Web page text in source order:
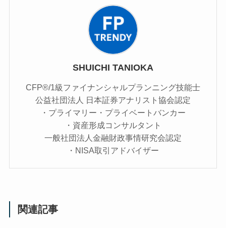
SHUICHI TANIOKA
CFP®/1級ファイナンシャルプランニング技能士
公益社団法人 日本証券アナリスト協会認定
・プライマリー・プライベートバンカー
・資産形成コンサルタント
一般社団法人金融財政事情研究会認定
・NISA取引アドバイザー
関連記事